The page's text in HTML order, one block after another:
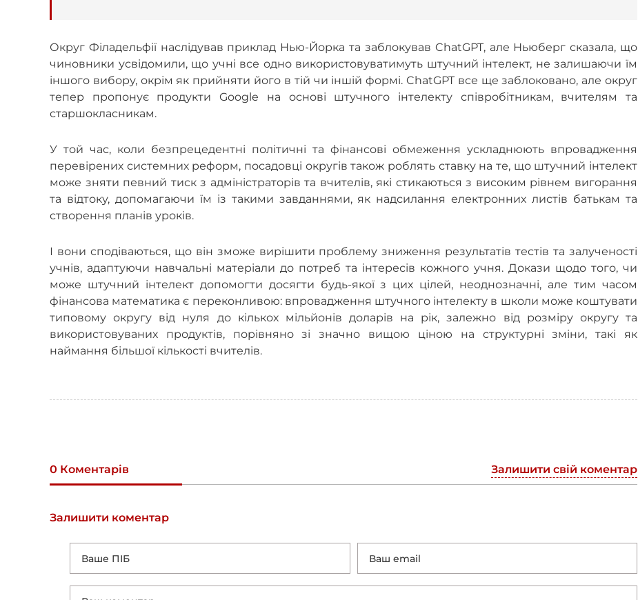
Округ Філадельфії наслідував приклад Нью-Йорка та заблокував ChatGPT, але Ньюберг сказала, що
чиновники усвідомили, що учні все одно використовуватимуть штучний інтелект, не залишаючи їм
іншого вибору, окрім як прийняти його в тій чи іншій формі. ChatGPT все ще заблоковано, але округ
тепер пропонує продукти Google на основі штучного інтелекту співробітникам, вчителям та
старшокласникам.
У той час, коли безпрецедентні політичні та фінансові обмеження ускладнюють впровадження
перевірених системних реформ, посадовці округів також роблять ставку на те, що штучний інтелект
може зняти певний тиск з адміністраторів та вчителів, які стикаються з високим рівнем вигорання
та відтоку, допомагаючи їм із такими завданнями, як надсилання електронних листів батькам та
створення планів уроків.
І вони сподіваються, що він зможе вирішити проблему зниження результатів тестів та залученості
учнів, адаптуючи навчальні матеріали до потреб та інтересів кожного учня. Докази щодо того, чи
може штучний інтелект допомогти досягти будь-якої з цих цілей, неоднозначні, але тим часом
фінансова математика є переконливою: впровадження штучного інтелекту в школи може коштувати
типовому округу від нуля до кількох мільйонів доларів на рік, залежно від розміру округу та
використовуваних продуктів, порівняно зі значно вищою ціною на структурні зміни, такі як
наймання більшої кількості вчителів.
0 Коментарів Залишити свій коментар
Залишити коментар